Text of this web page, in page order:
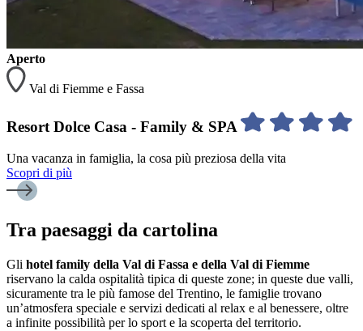
Aperto
Val di Fiemme e Fassa
Resort Dolce Casa - Family & SPA
Una vacanza in famiglia, la cosa più preziosa della vita
Scopri di più
Tra paesaggi da cartolina
Gli hotel family della Val di Fassa e della Val di Fiemme
riservano la calda ospitalità tipica di queste zone; in queste due valli,
sicuramente tra le più famose del Trentino, le famiglie trovano
un’atmosfera speciale e servizi dedicati al relax e al benessere, oltre
a infinite possibilità per lo sport e la scoperta del territorio.